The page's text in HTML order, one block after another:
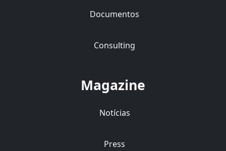
Documentos
Consulting
Magazine
Notícias
Press